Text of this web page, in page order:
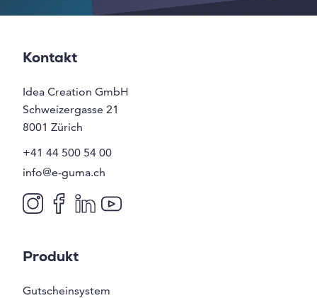
Kontakt
Idea Creation GmbH
Schweizergasse 21
8001 Zürich
+41 44 500 54 00
info@e-guma.ch
Produkt
Gutscheinsystem